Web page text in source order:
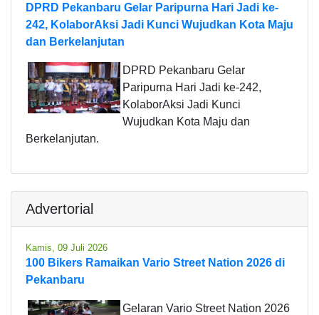
DPRD Pekanbaru Gelar Paripurna Hari Jadi ke-
242, KolaborAksi Jadi Kunci Wujudkan Kota Maju
dan Berkelanjutan
DPRD Pekanbaru Gelar
Paripurna Hari Jadi ke-242,
KolaborAksi Jadi Kunci
Wujudkan Kota Maju dan
Berkelanjutan.
Advertorial
Kamis, 09 Juli 2026
100 Bikers Ramaikan Vario Street Nation 2026 di
Pekanbaru
Gelaran Vario Street Nation 2026